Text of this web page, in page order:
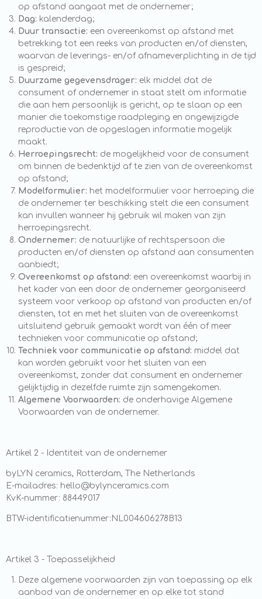
op afstand aangaat met de ondernemer;
Dag: kalenderdag;
Duur transactie: een overeenkomst op afstand met
betrekking tot een reeks van producten en/of diensten,
waarvan de leverings- en/of afnameverplichting in de tijd
is gespreid;
Duurzame gegevensdrager: elk middel dat de
consument of ondernemer in staat stelt om informatie
die aan hem persoonlijk is gericht, op te slaan op een
manier die toekomstige raadpleging en ongewijzigde
reproductie van de opgeslagen informatie mogelijk
maakt.
Herroepingsrecht: de mogelijkheid voor de consument
om binnen de bedenktijd af te zien van de overeenkomst
op afstand;
Modelformulier: het modelformulier voor herroeping die
de ondernemer ter beschikking stelt die een consument
kan invullen wanneer hij gebruik wil maken van zijn
herroepingsrecht.
Ondernemer: de natuurlijke of rechtspersoon die
producten en/of diensten op afstand aan consumenten
aanbiedt;
Overeenkomst op afstand: een overeenkomst waarbij in
het kader van een door de ondernemer georganiseerd
systeem voor verkoop op afstand van producten en/of
diensten, tot en met het sluiten van de overeenkomst
uitsluitend gebruik gemaakt wordt van één of meer
technieken voor communicatie op afstand;
Techniek voor communicatie op afstand: middel dat
kan worden gebruikt voor het sluiten van een
overeenkomst, zonder dat consument en ondernemer
gelijktijdig in dezelfde ruimte zijn samengekomen.
Algemene Voorwaarden: de onderhavige Algemene
Voorwaarden van de ondernemer.
Artikel 2 - Identiteit van de ondernemer
byLYN ceramics, Rotterdam, The Netherlands
E-mailadres: hello@bylynceramics.com
KvK-nummer: 88449017
BTW-identificatienummer:NL004606278B13
Artikel 3 - Toepasselijkheid
Deze algemene voorwaarden zijn van toepassing op elk
aanbod van de ondernemer en op elke tot stand